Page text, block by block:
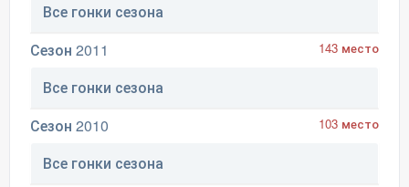
Все гонки сезона
Сезон 2011
143 место
Все гонки сезона
Сезон 2010
103 место
Все гонки сезона